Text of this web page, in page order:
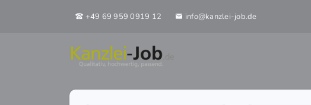
+49 69 959 0919 12 info@kanzlei-job.de